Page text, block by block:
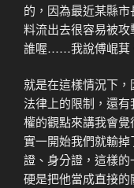
的，因為最近某縣
料流出去很容易被
誰喔……我說傅崐萁
就是在這樣情況下
法律上的限制，還
權的觀點來講我會
實一開始我們就輸
證、身分證，這樣
硬是把他當成直接